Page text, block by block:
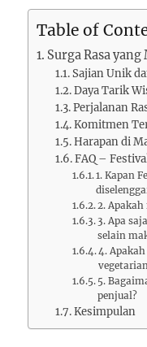
Table of
Surga Rasa
Sajian Unik
Daya Tarik
Perjalanan
Komitmen
Harapan di
FAQ –
1. Kapan
2.
3. Apa
selain
4.
5.
penjual?
Kesimpulan